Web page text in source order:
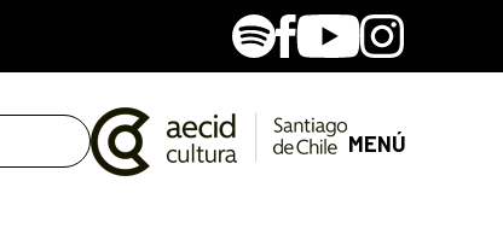
SpotifyFacebook
YoutubeInstagram
MENÚ